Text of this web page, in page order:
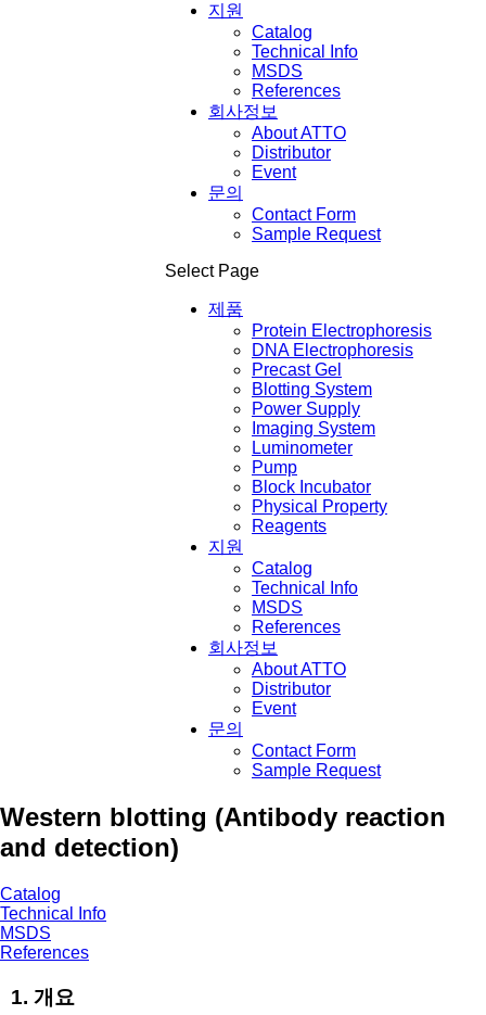
지원
Catalog
Technical Info
MSDS
References
회사정보
About ATTO
Distributor
Event
문의
Contact Form
Sample Request
Select Page
제품
Protein Electrophoresis
DNA Electrophoresis
Precast Gel
Blotting System
Power Supply
Imaging System
Luminometer
Pump
Block Incubator
Physical Property
Reagents
지원
Catalog
Technical Info
MSDS
References
회사정보
About ATTO
Distributor
Event
문의
Contact Form
Sample Request
Western blotting (Antibody reaction
and detection)
Catalog
Technical Info
MSDS
References
1. 개요